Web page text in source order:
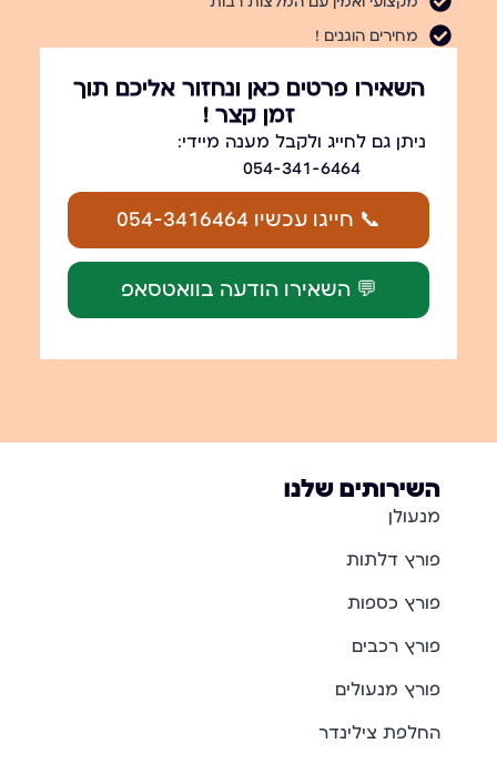
מחירים הוגנים !
השאירו פרטים כאן ונחזור אליכם תוך
זמן קצר !
ניתן גם לחייג ולקבל מענה מיידי:
054-341-6464
📞 חייגו עכשיו 054-3416464
💬 השאירו הודעה בוואטסאפ
השירותים שלנו
מנעולן
פורץ דלתות
פורץ כספות
פורץ רכבים
פורץ מנעולים
החלפת צילינדר